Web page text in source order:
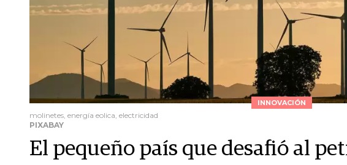
INNOVACIÓN
molinetes, energía eolica, electricidad
PIXABAY
El pequeño país que desafió al